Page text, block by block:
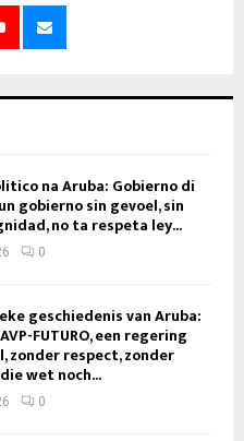
na Aruba: Gobierno di
un gobierno sin gevoel, sin
no ta respeta ley...
0
geschiedenis van Aruba:
FUTURO, een regering
zonder respect, zonder
wet noch...
0